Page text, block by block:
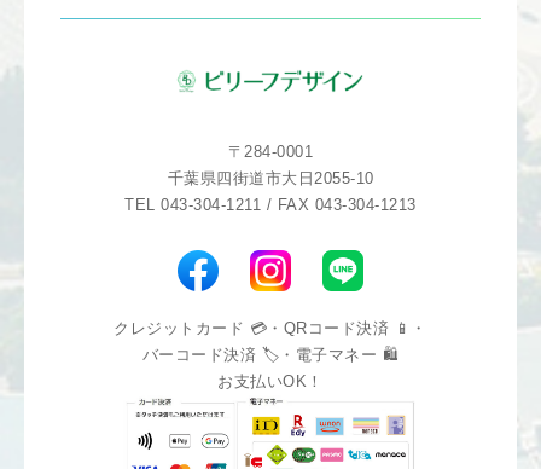
〒284-0001
千葉県四街道市大日2055-10
TEL 043-304-1211 / FAX 043-304-1213
クレジットカード 💳・QRコード決済 📱・
バーコード決済 🏷️・電子マネー 🛍️
お支払いOK！